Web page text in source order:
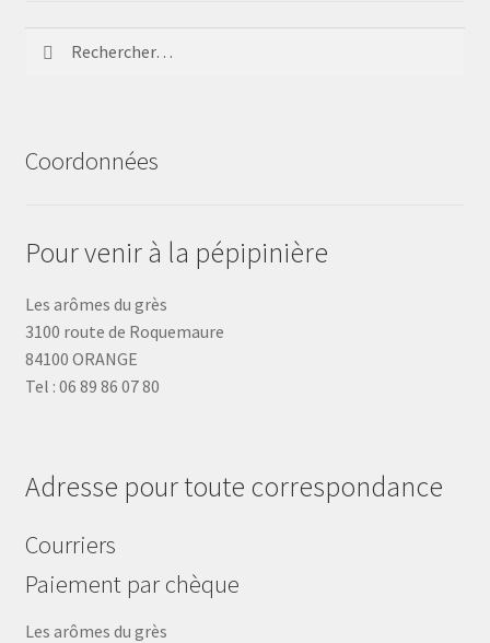
Coordonnées
Pour venir à la pépipinière
Les arômes du grès
3100 route de Roquemaure
84100 ORANGE
Tel : 06 89 86 07 80
Adresse pour toute correspondance
Courriers
Paiement par chèque
Les arômes du grès